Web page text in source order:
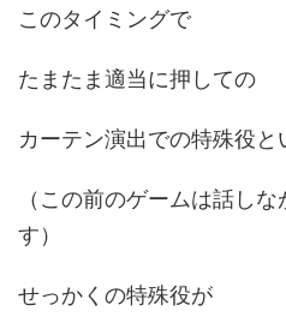
このタイミングで
たまたま適当に押しての
カーテン演出での特殊役
（この前のゲームは話し
す）
せっかくの特殊役が